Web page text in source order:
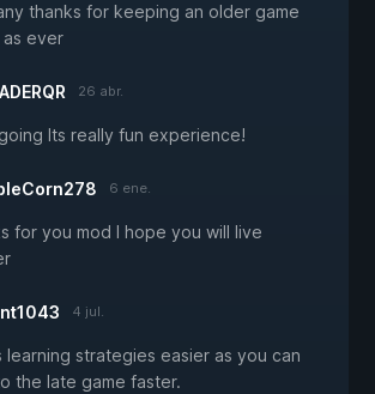
thanks for keeping an older game
as ever
26 abr.
Its really fun experience!
6 ene.
for you mod I hope you will live
4 jul.
learning strategies easier as you can
the late game faster.